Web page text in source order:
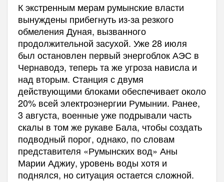
К экстренным мерам румынские власти
вынуждены прибегнуть из-за резкого
обмеления Дуная, вызванного
продолжительной засухой. Уже 28 июля
был остановлен первый энергоблок АЭС в
Чернаводэ, теперь та же угроза нависла и
над вторым. Станция с двумя
действующими блоками обеспечивает около
20% всей электроэнергии Румынии. Ранее,
3 августа, военные уже подрывали часть
скалы в том же рукаве Бала, чтобы создать
подводный порог, однако, по словам
представителя «Румынских вод» Аны
Марии Аджиу, уровень воды хотя и
поднялся, но ситуация остается сложной.